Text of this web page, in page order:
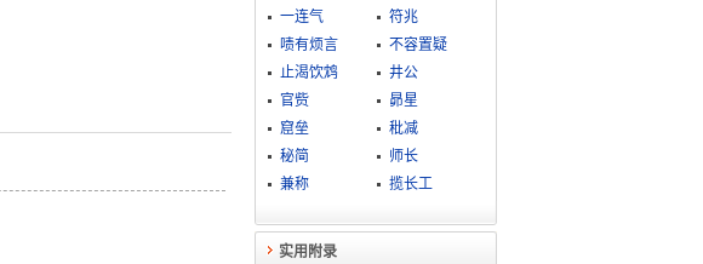
一连气
符兆
啧有烦言
不容置疑
止渴饮鸩
井公
官赀
昴星
窟垒
秕减
秘简
师长
兼称
揽长工
实用附录